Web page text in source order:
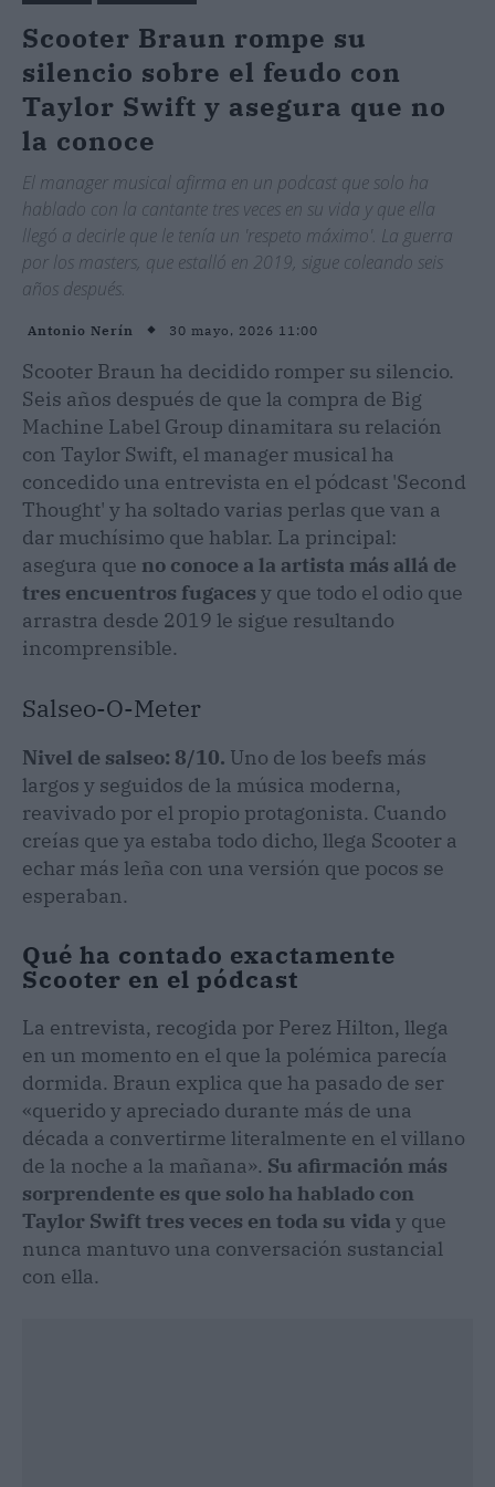
Scooter Braun rompe su
silencio sobre el feudo con
Taylor Swift y asegura que no
la conoce
El manager musical afirma en un podcast que solo ha
hablado con la cantante tres veces en su vida y que ella
llegó a decirle que le tenía un 'respeto máximo'. La guerra
por los masters, que estalló en 2019, sigue coleando seis
años después.
Antonio Nerín 30 mayo, 2026 11:00
Scooter Braun ha decidido romper su silencio.
Seis años después de que la compra de Big
Machine Label Group dinamitara su relación
con Taylor Swift, el manager musical ha
concedido una entrevista en el pódcast 'Second
Thought' y ha soltado varias perlas que van a
dar muchísimo que hablar. La principal:
asegura que no conoce a la artista más allá de
tres encuentros fugaces y que todo el odio que
arrastra desde 2019 le sigue resultando
incomprensible.
Salseo-O-Meter
Nivel de salseo: 8/10. Uno de los beefs más
largos y seguidos de la música moderna,
reavivado por el propio protagonista. Cuando
creías que ya estaba todo dicho, llega Scooter a
echar más leña con una versión que pocos se
esperaban.
Qué ha contado exactamente
Scooter en el pódcast
La entrevista, recogida por Perez Hilton, llega
en un momento en el que la polémica parecía
dormida. Braun explica que ha pasado de ser
«querido y apreciado durante más de una
década a convertirme literalmente en el villano
de la noche a la mañana». Su afirmación más
sorprendente es que solo ha hablado con
Taylor Swift tres veces en toda su vida y que
nunca mantuvo una conversación sustancial
con ella.